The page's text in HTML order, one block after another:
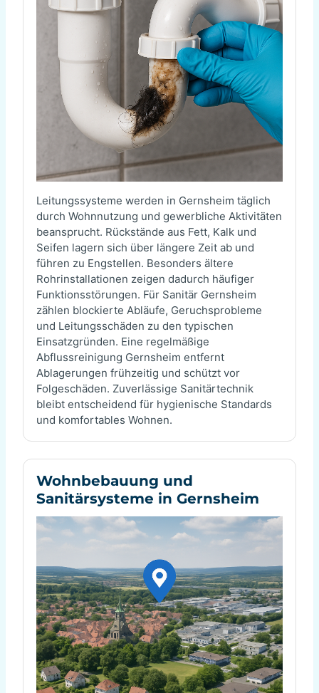
Leitungssysteme werden in Gernsheim täglich
durch Wohnnutzung und gewerbliche Aktivitäten
beansprucht. Rückstände aus Fett, Kalk und
Seifen lagern sich über längere Zeit ab und
führen zu Engstellen. Besonders ältere
Rohrinstallationen zeigen dadurch häufiger
Funktionsstörungen. Für Sanitär Gernsheim
zählen blockierte Abläufe, Geruchsprobleme
und Leitungsschäden zu den typischen
Einsatzgründen. Eine regelmäßige
Abflussreinigung Gernsheim entfernt
Ablagerungen frühzeitig und schützt vor
Folgeschäden. Zuverlässige Sanitärtechnik
bleibt entscheidend für hygienische Standards
und komfortables Wohnen.
Wohnbebauung und
Sanitärsysteme in Gernsheim